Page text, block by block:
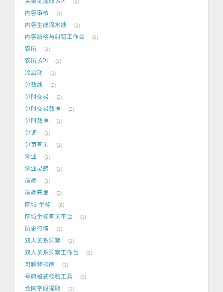
1
内容审核 1
内容生成流水线 1
内容质检与纠错工作台 1
农历 1
农历 API 1
冷启动 1
分数线 2
分时交易 2
分时交易数据 2
分时数据 1
分词 1
分页查询 1
创业 1
创业灵感 1
前端 1
前端开发 2
区域-坐标 9
区域坐标查询平台 1
历史行情 1
双人关系洞察 1
双人关系洞察工作台 1
可解释排序 1
号码格式校验工具 1
合同字段提取 1